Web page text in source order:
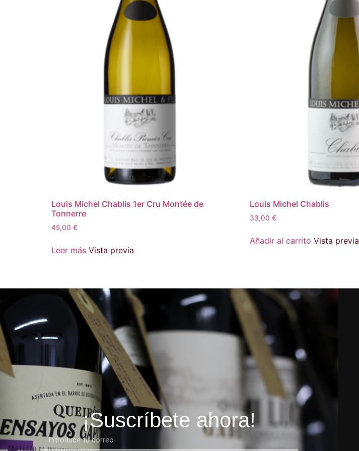
Louis Michel Chablis 1er Cru Montée de
Tonnerre
45,00 €
Leer más Vista previa
Louis Michel Chablis
33,00 €
Añadir al carrito Vista previa
¡Suscríbete ahora!